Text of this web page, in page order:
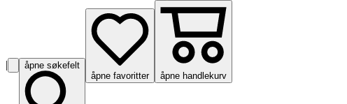
|
åpne søkefelt
åpne favoritter
åpne handlekurv